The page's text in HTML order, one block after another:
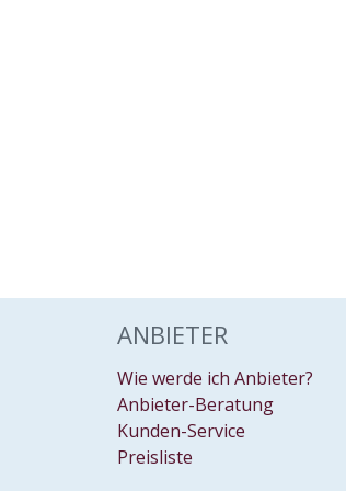
ANBIETER
Wie werde ich Anbieter?
Anbieter-Beratung
Kunden-Service
Preisliste